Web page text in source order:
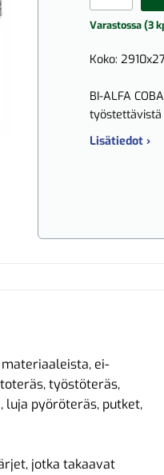
Varastossa (3
Koko:
BI-ALFA
työstettävistä
Lisätiedot ›
ei-
työstöteräs,
luja pyöröteräs, putket,
jotka takaavat